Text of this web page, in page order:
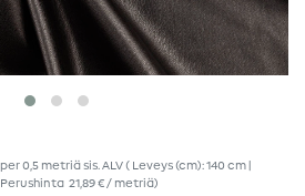
per0,5 metriäsis. ALV( Leveys (cm): 140 cm |
Perushinta 21,89 € / metriä)